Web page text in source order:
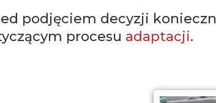
podjęciem decyzji
procesu adaptacji.